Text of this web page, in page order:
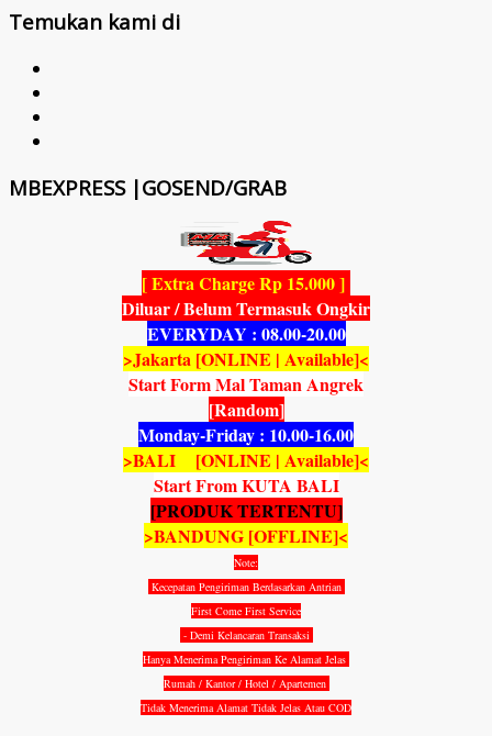
Temukan kami di
MBEXPRESS |GOSEND/GRAB
[ Extra Charge Rp 15.000 ]
Diluar / Belum Termasuk Ongkir
EVERYDAY : 08.00-20.00
>Jakarta [ONLINE | Available]<
Start Form Mal Taman Angrek
[Random]
Monday-Friday : 10.00-16.00
>BALI [ONLINE | Available]<
Start From KUTA BALI
[PRODUK TERTENTU]
>BANDUNG [OFFLINE]<
Note:
Kecepatan Pengiriman Berdasarkan Antrian
First Come First Service
- Demi Kelancaran Transaksi
Hanya Menerima Pengiriman Ke Alamat Jelas
Rumah / Kantor / Hotel / Apartemen
Tidak Menerima Alamat Tidak Jelas Atau COD